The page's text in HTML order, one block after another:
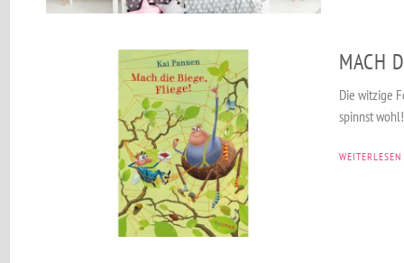
MACH
Die witzige
spinnst
WEITERLESEN